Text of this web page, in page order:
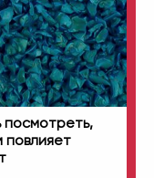
посмотреть,
повлияет